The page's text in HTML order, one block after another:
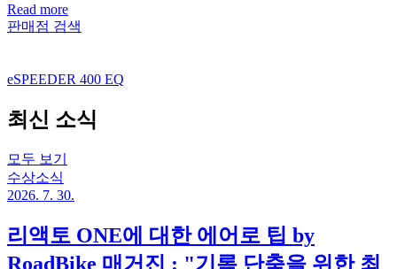
Read more
판매점 검색
eSPEEDER 400 EQ
최신 소식
모두 보기
수상소식
2026. 7. 30.
리액토 ONE에 대한 에어로 팁 by
RoadBike 매거진 : "기록 단축을 위한 최